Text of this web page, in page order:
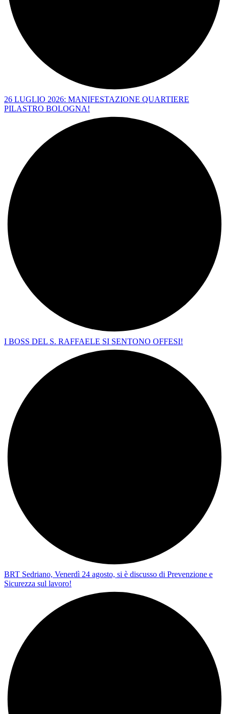
26 LUGLIO 2026: MANIFESTAZIONE QUARTIERE
PILASTRO BOLOGNA!
I BOSS DEL S. RAFFAELE SI SENTONO OFFESI!
BRT Sedriano, Venerdì 24 agosto, si è discusso di Prevenzione e
Sicurezza sul lavoro!